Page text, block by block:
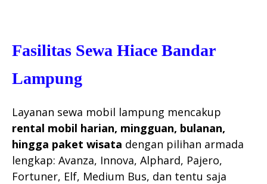
Fasilitas Sewa Hiace Bandar
Lampung
Layanan sewa mobil lampung mencakup
rental mobil harian, mingguan, bulanan,
hingga paket wisata dengan pilihan armada
lengkap: Avanza, Innova, Alphard, Pajero,
Fortuner, Elf, Medium Bus, dan tentu saja